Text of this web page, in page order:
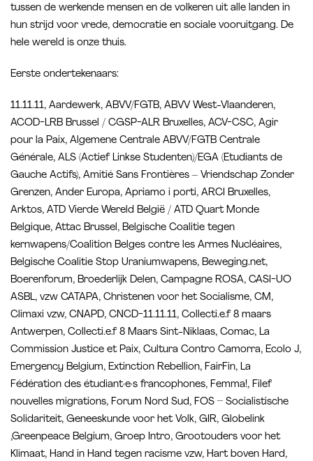
tussen de werkende mensen en de volkeren uit alle landen in
hun strijd voor vrede, democratie en sociale vooruitgang. De
hele wereld is onze thuis.
Eerste ondertekenaars:
11.11.11, Aardewerk, ABVV/FGTB, ABVV West-Vlaanderen,
ACOD-LRB Brussel / CGSP-ALR Bruxelles, ACV-CSC, Agir
pour la Paix, Algemene Centrale ABVV/FGTB Centrale
Générale, ALS (Actief Linkse Studenten)/EGA (Etudiants de
Gauche Actifs), Amitié Sans Frontières – Vriendschap Zonder
Grenzen, Ander Europa, Apriamo i porti, ARCI Bruxelles,
Arktos, ATD Vierde Wereld België / ATD Quart Monde
Belgique, Attac Brussel, Belgische Coalitie tegen
kernwapens/Coalition Belges contre les Armes Nucléaires,
Belgische Coalitie Stop Uraniumwapens, Beweging.net,
Boerenforum, Broederlijk Delen, Campagne ROSA, CASI-UO
ASBL, vzw CATAPA, Christenen voor het Socialisme, CM,
Climaxi vzw, CNAPD, CNCD-11.11.11, Collecti.e.f 8 maars
Antwerpen, Collecti.e.f 8 Maars Sint-Niklaas, Comac, La
Commission Justice et Paix, Cultura Contro Camorra, Ecolo J,
Emergency Belgium, Extinction Rebellion, FairFin, La
Fédération des étudiant·e·s francophones, Femma!, Filef
nouvelles migrations, Forum Nord Sud, FOS – Socialistische
Solidariteit, Geneeskunde voor het Volk, GIR, Globelink
,Greenpeace Belgium, Groep Intro, Grootouders voor het
Klimaat, Hand in Hand tegen racisme vzw, Hart boven Hard,